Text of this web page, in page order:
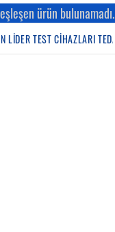
ürün bulunamadı.